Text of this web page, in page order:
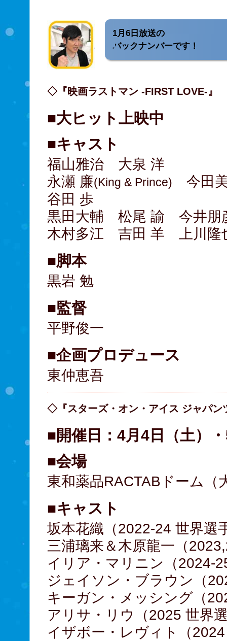
1月6日放送の
バックナンバーです！
◇『映画ラストマン -FIRST LOVE-』
■大ヒット上映中
■キャスト
福山雅治 大泉 洋
永瀬 廉(King & Prince)
今田
谷田 歩
黒田大輔 松尾 諭 今井
木村多江 吉田 羊 上川隆
■脚本
黒岩 勉
■監督
平野俊一
■企画プロデュース
東仲恵吾
◇『スターズ・オン・アイス ジャパン
■開催日：4月4日（土）
■会場
東和薬品RACTABドーム（
■キャスト
坂本花織（2022-24 世界選
三浦璃来＆木原龍一（
イリア・マリニン（2024-
ジェイソン・ブラウン（
キーガン・メッシング（
アリサ・リウ（2025 世界
イザボー・レヴィト（